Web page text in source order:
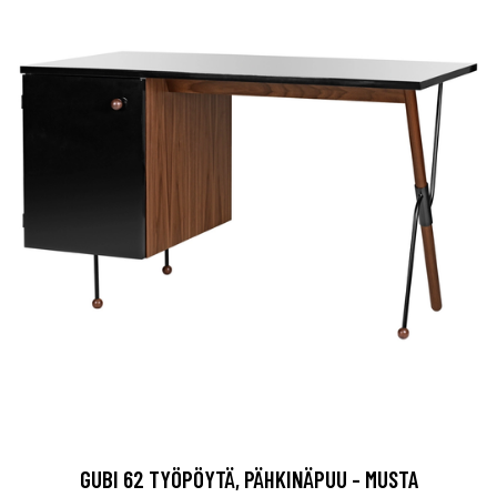
GUBI 62 TYÖPÖYTÄ, PÄHKINÄPUU - MUSTA